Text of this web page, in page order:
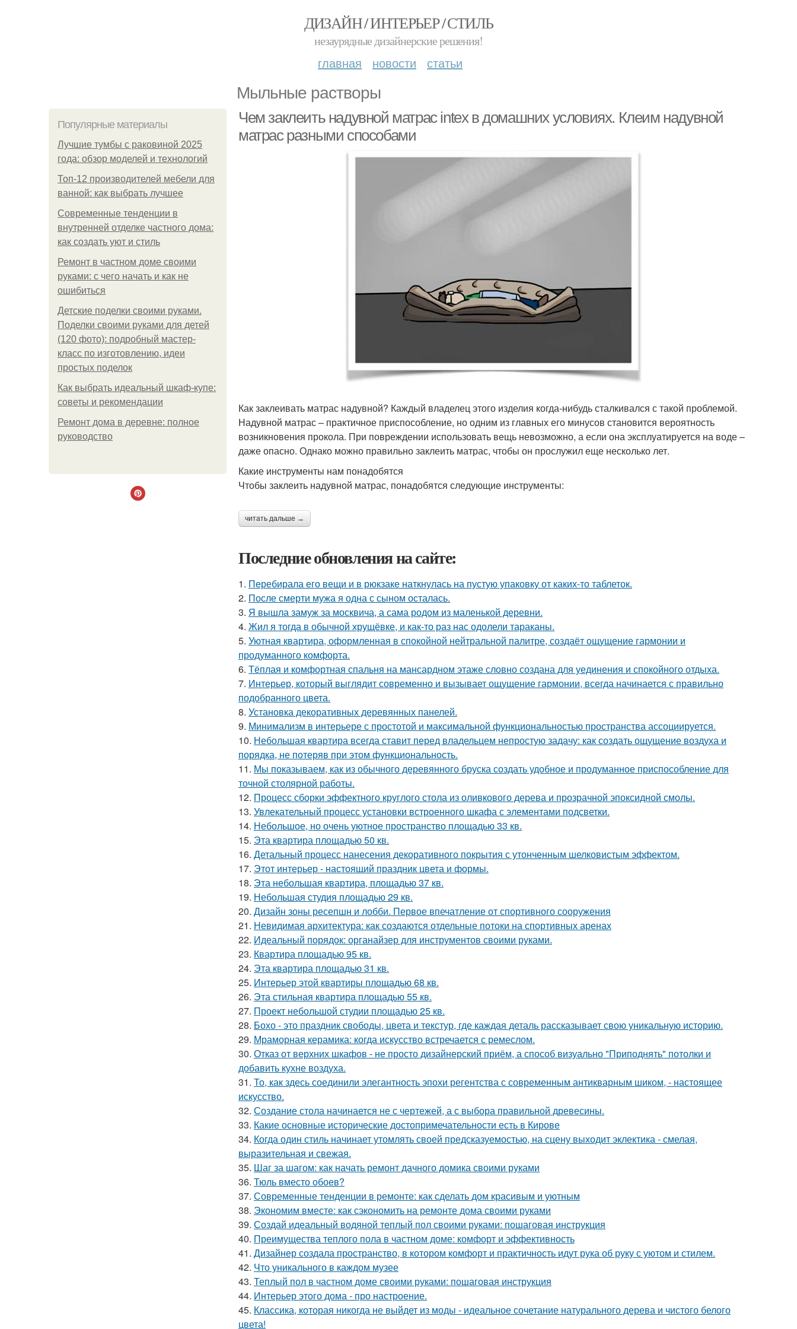
ДИЗАЙН / ИНТЕРЬЕР / СТИЛЬ
незаурядные дизайнерские решения!
главная новости статьи
Мыльные растворы
Популярные материалы
Лучшие тумбы с раковиной 2025
года: обзор моделей и технологий
Топ-12 производителей мебели для
ванной: как выбрать лучшее
Современные тенденции в
внутренней отделке частного дома:
как создать уют и стиль
Ремонт в частном доме своими
руками: с чего начать и как не
ошибиться
Детские поделки своими руками.
Поделки своими руками для детей
(120 фото): подробный мастер-
класс по изготовлению, идеи
простых поделок
Как выбрать идеальный шкаф-купе:
советы и рекомендации
Ремонт дома в деревне: полное
руководство
Чем заклеить надувной матрас intex в домашних условиях. Клеим надувной
матрас разными способами
Как заклеивать матрас надувной? Каждый владелец этого изделия когда-нибудь сталкивался с такой проблемой.
Надувной матрас – практичное приспособление, но одним из главных его минусов становится вероятность
возникновения прокола. При повреждении использовать вещь невозможно, а если она эксплуатируется на воде –
даже опасно. Однако можно правильно заклеить матрас, чтобы он прослужил еще несколько лет.
Какие инструменты нам понадобятся
Чтобы заклеить надувной матрас, понадобятся следующие инструменты:
читать дальше →
Последние обновления на сайте:
1. Перебирала его вещи и в рюкзаке наткнулась на пустую упаковку от каких-то таблеток.
2. После смерти мужа я одна с сыном осталась.
3. Я вышла замуж за москвича, а сама родом из маленькой деревни.
4. Жил я тогда в обычной хрущёвке, и как-то раз нас одолели тараканы.
5. Уютная квартира, оформленная в спокойной нейтральной палитре, создаёт ощущение гармонии и
продуманного комфорта.
6. Тёплая и комфортная спальня на мансардном этаже словно создана для уединения и спокойного отдыха.
7. Интерьер, который выглядит современно и вызывает ощущение гармонии, всегда начинается с правильно
подобранного цвета.
8. Установка декоративных деревянных панелей.
9. Минимализм в интерьере с простотой и максимальной функциональностью пространства ассоциируется.
10. Небольшая квартира всегда ставит перед владельцем непростую задачу: как создать ощущение воздуха и
порядка, не потеряв при этом функциональность.
11. Мы показываем, как из обычного деревянного бруска создать удобное и продуманное приспособление для
точной столярной работы.
12. Процесс сборки эффектного круглого стола из оливкового дерева и прозрачной эпоксидной смолы.
13. Увлекательный процесс установки встроенного шкафа с элементами подсветки.
14. Небольшое, но очень уютное пространство площадью 33 кв.
15. Эта квартира площадью 50 кв.
16. Детальный процесс нанесения декоративного покрытия с утонченным шелковистым эффектом.
17. Этот интерьер - настоящий праздник цвета и формы.
18. Эта небольшая квартира, площадью 37 кв.
19. Небольшая студия площадью 29 кв.
20. Дизайн зоны ресепшн и лобби. Первое впечатление от спортивного сооружения
21. Невидимая архитектура: как создаются отдельные потоки на спортивных аренах
22. Идеальный порядок: органайзер для инструментов своими руками.
23. Квартира площадью 95 кв.
24. Эта квартира площадью 31 кв.
25. Интерьер этой квартиры площадью 68 кв.
26. Эта стильная квартира площадью 55 кв.
27. Проект небольшой студии площадью 25 кв.
28. Бохо - это праздник свободы, цвета и текстур, где каждая деталь рассказывает свою уникальную историю.
29. Мраморная керамика: когда искусство встречается с ремеслом.
30. Отказ от верхних шкафов - не просто дизайнерский приём, а способ визуально "Приподнять" потолки и
добавить кухне воздуха.
31. То, как здесь соединили элегантность эпохи регентства с современным антикварным шиком, - настоящее
искусство.
32. Создание стола начинается не с чертежей, а с выбора правильной древесины.
33. Какие основные исторические достопримечательности есть в Кирове
34. Когда один стиль начинает утомлять своей предсказуемостью, на сцену выходит эклектика - смелая,
выразительная и свежая.
35. Шаг за шагом: как начать ремонт дачного домика своими руками
36. Тюль вместо обоев?
37. Современные тенденции в ремонте: как сделать дом красивым и уютным
38. Экономим вместе: как сэкономить на ремонте дома своими руками
39. Создай идеальный водяной теплый пол своими руками: пошаговая инструкция
40. Преимущества теплого пола в частном доме: комфорт и эффективность
41. Дизайнер создала пространство, в котором комфорт и практичность идут рука об руку с уютом и стилем.
42. Что уникального в каждом музее
43. Теплый пол в частном доме своими руками: пошаговая инструкция
44. Интерьер этого дома - про настроение.
45. Классика, которая никогда не выйдет из моды - идеальное сочетание натурального дерева и чистого белого
цвета!